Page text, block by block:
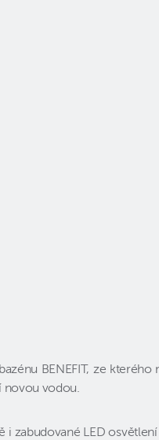
BENEFIT, ze
novou vodou.
zabudované LED